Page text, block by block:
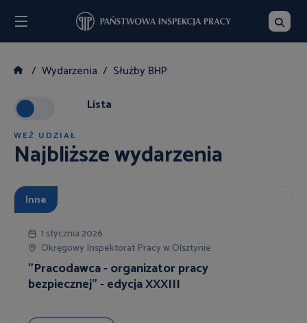
Wydarzenia
Służby BHP
Lista
WEŹ UDZIAŁ
Najbliższe wydarzenia
Inne
1 stycznia 2026
Okręgowy Inspektorat Pracy w Olsztynie
"Pracodawca - organizator pracy
bezpiecznej" - edycja XXXIII
Szukaj